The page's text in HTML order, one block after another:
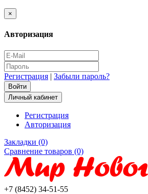
×
Авторизация
Регистрация | Забыли пароль?
Личный кабинет
Регистрация
Авторизация
Закладки (0)
Сравнение товаров (0)
+7 (8452) 34-51-55